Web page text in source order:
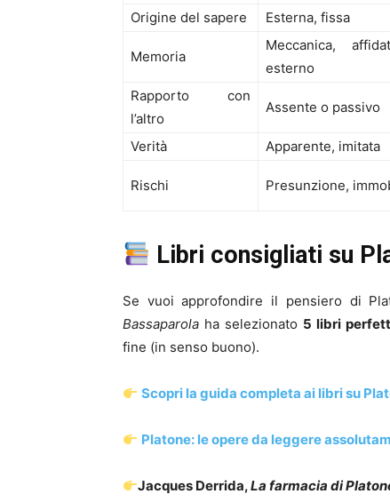
Origine del sapere
Esterna, fissa
Memoria
Meccanica,
esterno
Rapporto con
l’altro
Assente o passivo
Verità Apparente, imitata
Rischi Presunzione,
Libri consigliati su
Se vuoi approfondire il pensiero di
Bassaparola ha selezionato 5 libri
fine (in senso buono).
Scopri la guida completa ai libri su
Platone: le opere da leggere
Jacques Derrida,La farmacia di